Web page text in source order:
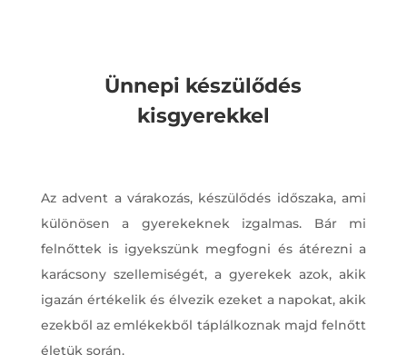
Ünnepi készülődés
kisgyerekkel
Az advent a várakozás, készülődés időszaka, ami
különösen a gyerekeknek izgalmas. Bár mi
felnőttek is igyekszünk megfogni és átérezni a
karácsony szellemiségét, a gyerekek azok, akik
igazán értékelik és élvezik ezeket a napokat, akik
ezekből az emlékekből táplálkoznak majd felnőtt
életük során.